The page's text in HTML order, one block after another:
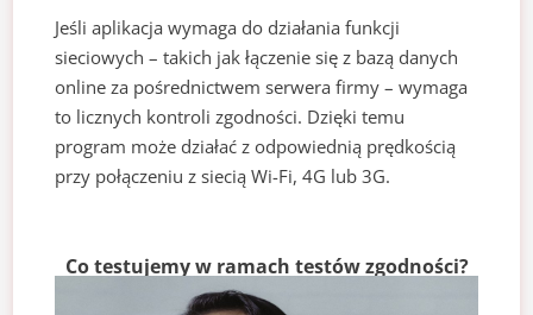
Jeśli aplikacja wymaga do działania funkcji
sieciowych – takich jak łączenie się z bazą danych
online za pośrednictwem serwera firmy – wymaga
to licznych kontroli zgodności. Dzięki temu
program może działać z odpowiednią prędkością
przy połączeniu z siecią Wi-Fi, 4G lub 3G.
Co testujemy w ramach testów zgodności?